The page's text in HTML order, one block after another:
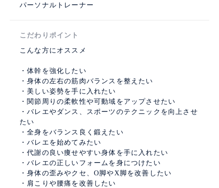
パーソナルトレーナー
こだわりポイント
こんな方にオススメ
・体幹を強化したい
・身体の左右の筋肉バランスを整えたい
・美しい姿勢を手に入れたい
・関節周りの柔軟性や可動域をアップさせたい
・バレエやダンス、スポーツのテクニックを向上させ
たい
・全身をバランス良く鍛えたい
・バレエを始めてみたい
・代謝の良い痩せやすい身体を手に入れたい
・バレエの正しいフォームを身につけたい
・身体の歪みやクセ、O脚やX脚を改善したい
・肩こりや腰痛を改善したい